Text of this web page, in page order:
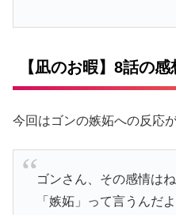
【凪のお暇】8話の感
今回はゴンの嫉妬への反応
ゴンさん、その感情はね
「嫉妬」って言うんだよ